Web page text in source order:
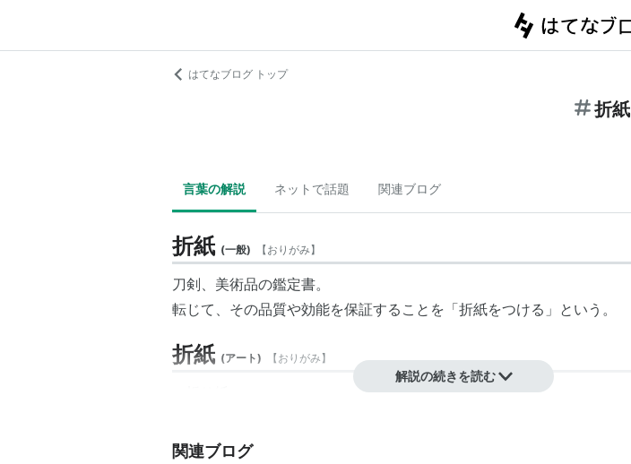
はてなブログ トップ
折紙
言葉の解説 ネットで話題 関連ブログ
折紙 (一般) 【おりがみ】
刀剣、美術品の鑑定書。
転じて、その品質や効能を保証することを「折紙をつける」という。
折紙 (アート) 【おりがみ】
解説の続きを読む
関連ブログ